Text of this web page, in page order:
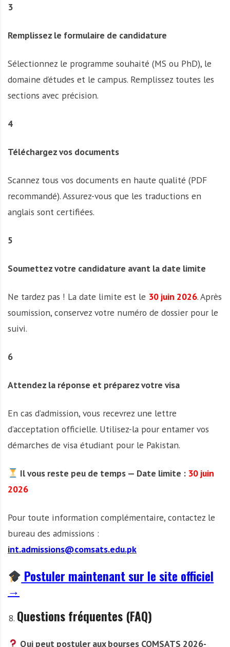
3
Remplissez le formulaire de candidature
Sélectionnez le programme souhaité (MS ou PhD), le
domaine d’études et le campus. Remplissez toutes les
sections avec précision.
4
Téléchargez vos documents
Scannez tous vos documents en haute qualité (PDF
recommandé). Assurez-vous que les traductions en
anglais sont certifiées.
5
Soumettez votre candidature avant la date limite
Ne tardez pas ! La date limite est le 30 juin 2026. Après
soumission, conservez votre numéro de dossier pour le
suivi.
6
Attendez la réponse et préparez votre visa
En cas d’admission, vous recevrez une lettre
d’acceptation officielle. Utilisez-la pour entamer vos
démarches de visa étudiant pour le Pakistan.
Il vous reste peu de temps — Date limite : 30 juin
2026
Pour toute information complémentaire, contactez le
bureau des admissions :
int.admissions@comsats.edu.pk
Postuler maintenant sur le site officiel
→
Questions fréquentes (FAQ)
Qui peut postuler aux bourses COMSATS 2026-